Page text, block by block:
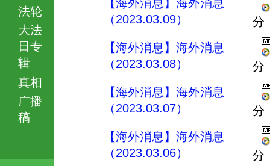
法轮
大法
日专
辑
真相
广播
稿
【海外消息】海外消息
（2023.03.09）
分
【海外消息】海外消息
（2023.03.08）
分
【海外消息】海外消息
（2023.03.07）
分
【海外消息】海外消息
（2023.03.06）
分